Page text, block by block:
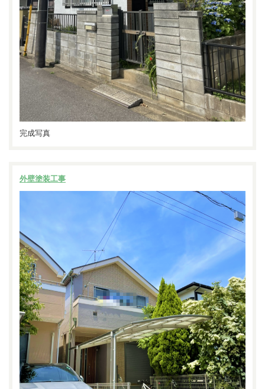
完成写真
外壁塗装工事